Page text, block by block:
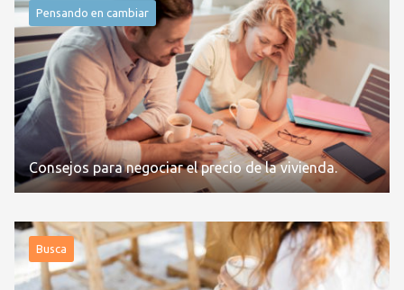
Pensando en cambiar
Consejos para negociar el precio de la vivienda.
Busca